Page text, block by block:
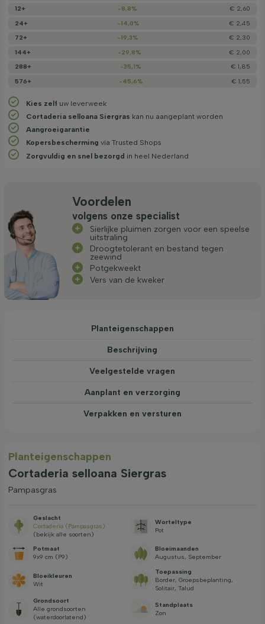
12+
-8,8%
€ 2,60
24+
-14,0%
€ 2,45
72+
-19,3%
€ 2,30
144+
-29,8%
€ 2,00
288+
-35,1%
€ 1,85
576+
-45,6% € 1,55
Kies zelf uw leverweek
Cortaderia selloana Siergras kan nu aangeplant worden
Aangroeigarantie
Kopersbescherming via Trusted Shops
Zorgvuldig en snel bezorgd in heel Nederland
Voordelen
volgens onze specialist
Sierlijke pluimen zorgen voor een speelse
uitstraling
Droogtetolerant en bestand tegen
zeewind
Potgekweekt
Vers van de kweker
Planteigenschappen
Beschrijving
Veelgestelde vragen
Aanplant en verzorging
Verpakken en versturen
Planteigenschappen
Cortaderia selloana Siergras
Pampasgras
Geslacht
Cortaderia (Pampasgras)
(bekijk alle soorten)
Worteltype
Pot
Potmaat
9x9 cm (P9)
Bloeimaanden
Augustus, September
Bloeikleuren
Wit
Toepassing
Border, Groepsbeplanting,
Solitair, Talud
Grondsoort
Alle grondsoorten
(waterdoorlatend)
Standplaats
Zon